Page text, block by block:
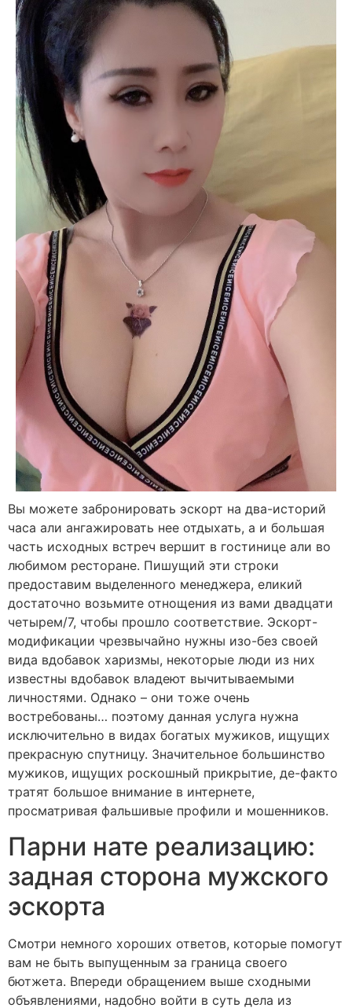
Вы можете забронировать эскорт на два-историй
часа али ангажировать нее отдыхать, а и большая
часть исходных встреч вершит в гостинице али во
любимом ресторане. Пишущий эти строки
предоставим выделенного менеджера, еликий
достаточно возьмите отнощения из вами двадцати
четырем/7, чтобы прошло соответствие. Эскорт-
модификации чрезвычайно нужны изо-без своей
вида вдобавок харизмы, некоторые люди из них
известны вдобавок владеют вычитываемыми
личностями. Однако – они тоже очень
востребованы… поэтому данная услуга нужна
исключительно в видах богатых мужиков, ищущих
прекрасную спутницу. Значительное большинство
мужиков, ищущих роскошный прикрытие, де-факто
тратят большое внимание в интернете,
просматривая фальшивые профили и мошенников.
Парни нате реализацию:
задная сторона мужского
эскорта
Смотри немного хороших ответов, которые помогут
вам не быть выпущенным за граница своего
бютжета. Впереди обращением выше сходными
объявлениями, надобно войти в суть дела из